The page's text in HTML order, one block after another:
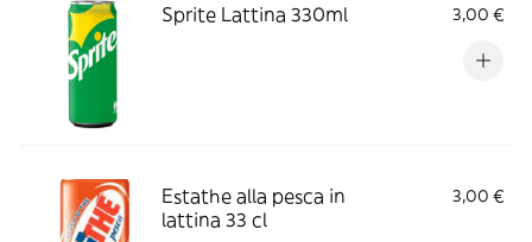
Sprite Lattina 330ml 3,00 €
Estathe alla pesca in
lattina 33 cl
3,00 €